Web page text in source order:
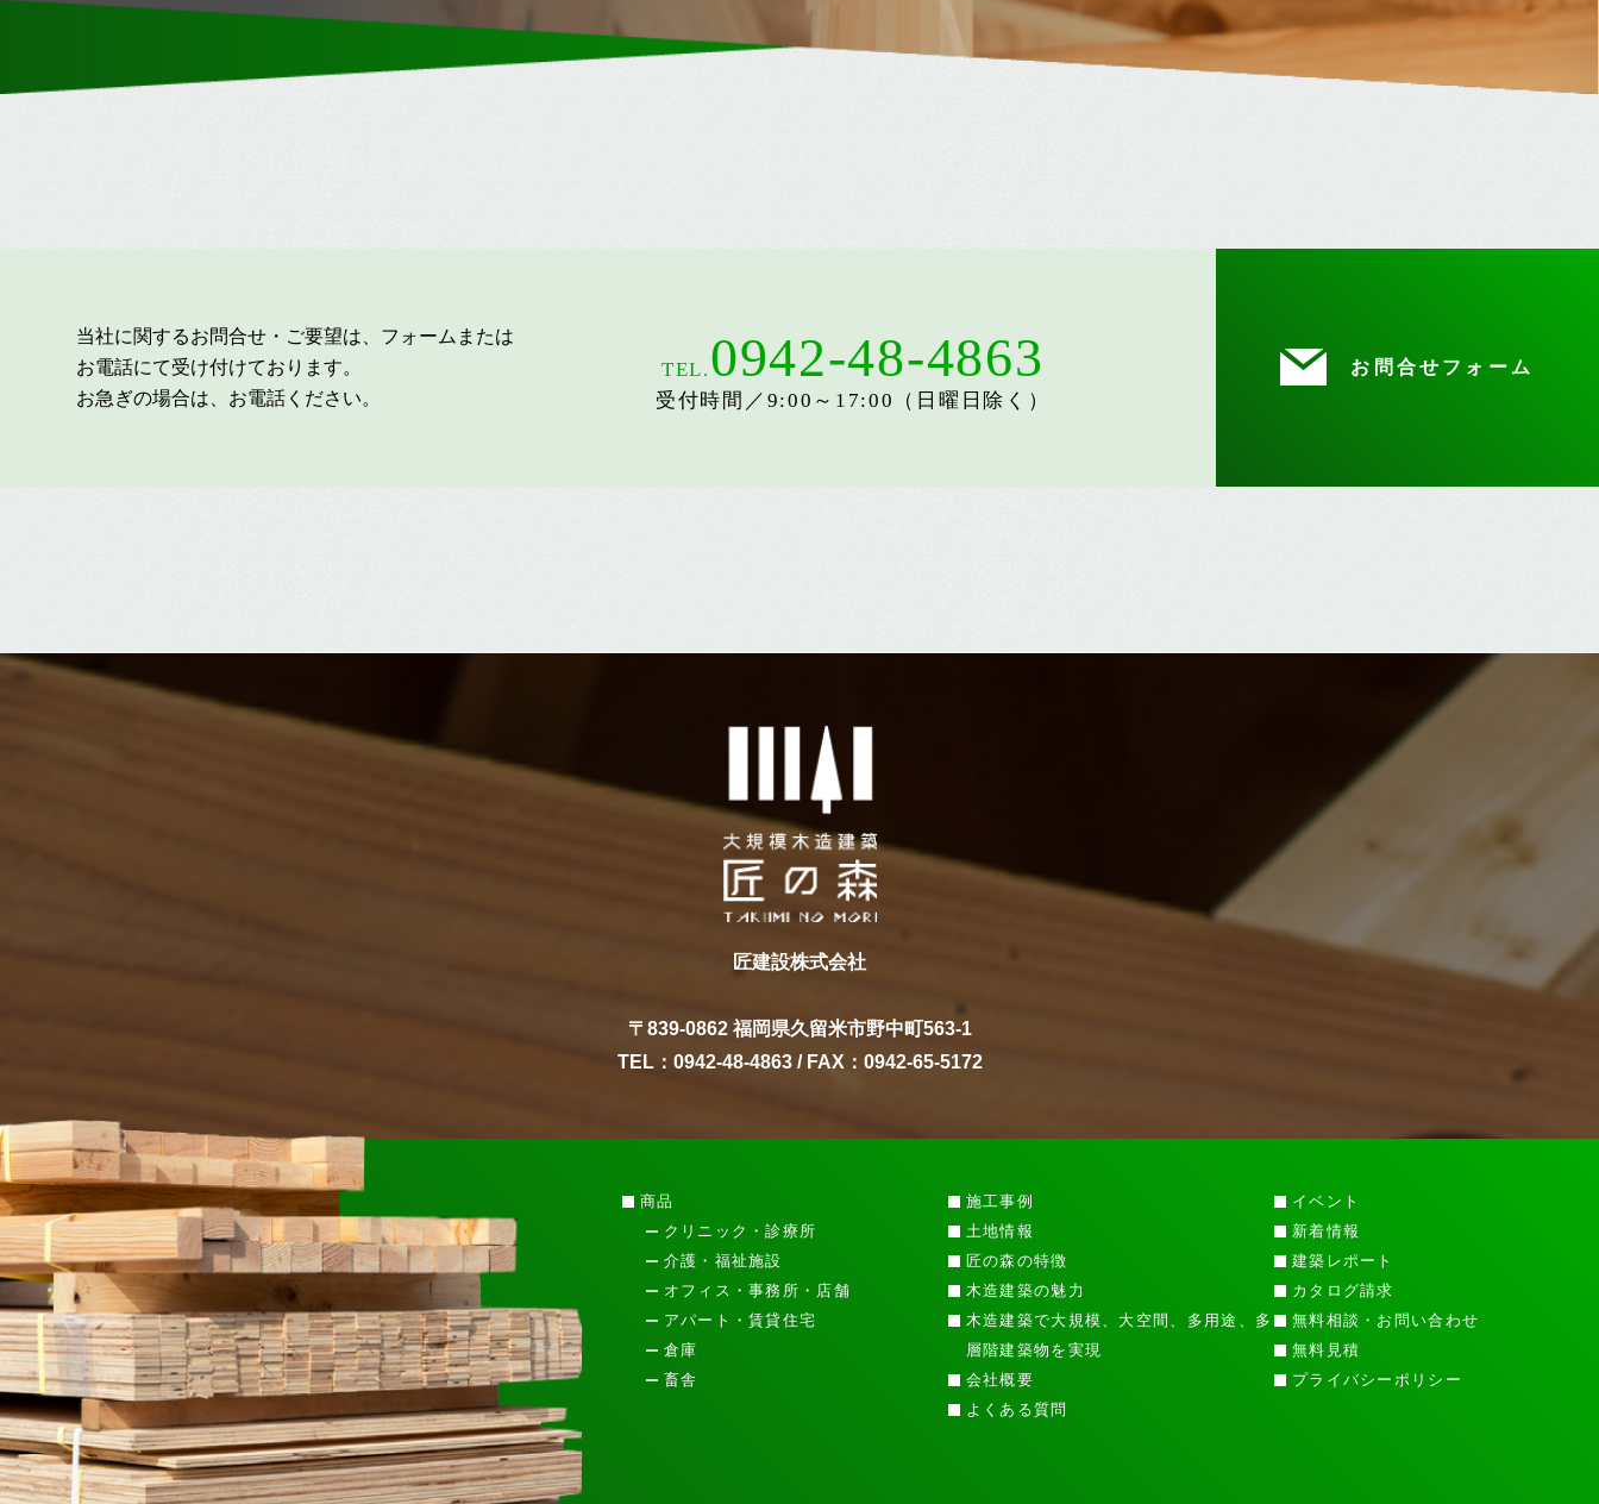
当社に関するお問合せ・ご要望は、フォームまたは
お電話にて受け付けております。
お急ぎの場合は、お電話ください。
TEL. 0942-48-4863
受付時間／9:00～17:00（日曜日除く）
お問合せフォーム
匠建設株式会社
〒839-0862 福岡県久留米市野中町563-1
TEL： 0942-48-4863/ FAX：0942-65-5172
商品
クリニック・診療所
介護・福祉施設
オフィス・事務所・店舗
アパート・賃貸住宅
倉庫
畜舎
施工事例
土地情報
匠の森の特徴
木造建築の魅力
木造建築で大規模、大空間、多用途、多
層階建築物を実現
会社概要
よくある質問
イベント
新着情報
建築レポート
カタログ請求
無料相談・お問い合わせ
無料見積
プライバシーポリシー